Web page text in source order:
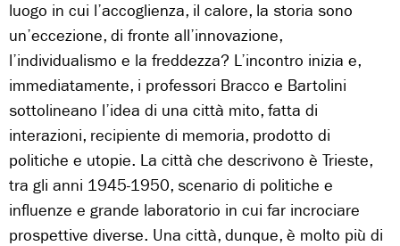
luogo in cui l’accoglienza, il calore, la storia sono
un’eccezione, di fronte all’innovazione,
l’individualismo e la freddezza? L’incontro inizia e,
immediatamente, i professori Bracco e Bartolini
sottolineano l’idea di una città mito, fatta di
interazioni, recipiente di memoria, prodotto di
politiche e utopie. La città che descrivono è Trieste,
tra gli anni 1945-1950, scenario di politiche e
influenze e grande laboratorio in cui far incrociare
prospettive diverse. Una città, dunque, è molto più di